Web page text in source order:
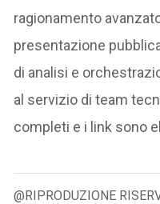
ragionamento
presentazione
di analisi e
al servizio di team
completi e i link sono
@RIPRODUZIONE